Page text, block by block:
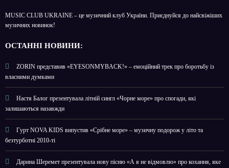
MUSIC CLUB UKRAINE – це музичний клуб України. Приєднуйся до найсвіжіших
музичних новинок!
ОСТАННІ НОВИНИ:
ZORIN представив «EYESONMYBACK!» – емоційний трек про боротьбу із
власними думками
Настя Балог презентувала літній сингл «Чорне море» про спогади, які
залишаються назавжди
Гурт NOVA KIDS випустив «Срібне море» – музичну подорож у літо та
безтурботні 2010-ті
Дарина Шеремет презентувала нову пісню «А я не відмовлю» про кохання, яке